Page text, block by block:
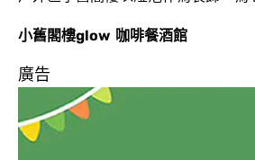
小舊閣樓glow 咖啡餐酒館
廣告